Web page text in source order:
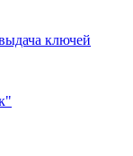
ключей